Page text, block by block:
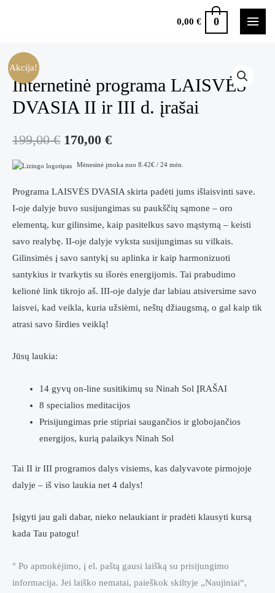
0,00 € 0
Akcija!
Internetinė programa LAISVĖS
DVASIA II ir III d. įrašai
199,00€ Original
price
was:
199,00 €.
170,00 €Current
price
is:
170,00 €.
Mėnesinė įmoka nuo 8.42€ / 24 mėn.
Programa LAISVĖS DVASIA skirta padėti jums išlaisvinti save.
I-oje dalyje buvo susijungimas su paukščių sąmone – oro
elementą, kur gilinsime, kaip pasitelkus savo mąstymą – keisti
savo realybę. II-oje dalyje vyksta susijungimas su vilkais.
Gilinsimės į savo santykį su aplinka ir kaip harmonizuoti
santykius ir tvarkytis su išorės energijomis. Tai prabudimo
kelionė link tikrojo aš. III-oje dalyje dar labiau atsiversime savo
laisvei, kad veikla, kuria užsiėmi, neštų džiaugsmą, o gal kaip tik
atrasi savo širdies veiklą!
Jūsų laukia:
14 gyvų on-line susitikimų su Ninah Sol ĮRAŠAI
8 specialios meditacijos
Prisijungimas prie stipriai saugančios ir globojančios
energijos, kurią palaikys Ninah Sol
Tai II ir III programos dalys visiems, kas dalyvavote pirmojoje
dalyje – iš viso laukia net 4 dalys!
Įsigyti jau gali dabar, nieko nelaukiant ir pradėti klausyti kursą
kada Tau patogu!
° Po apmokėjimo, į el. paštą gausi laišką su prisijungimo
informacija. Jei laiško nematai, paieškok skiltyje „Naujiniai“,